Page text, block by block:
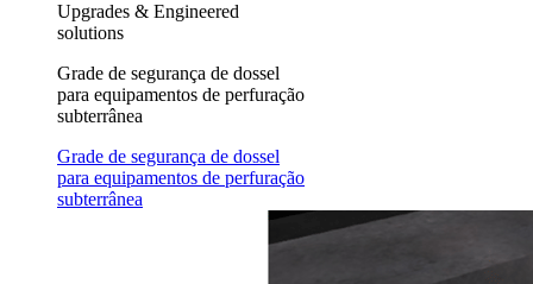
Upgrades & Engineered
solutions
Grade de segurança de dossel
para equipamentos de perfuração
subterrânea
Grade de segurança de dossel
para equipamentos de perfuração
subterrânea